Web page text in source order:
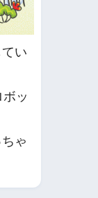
い
ッ
ゃ